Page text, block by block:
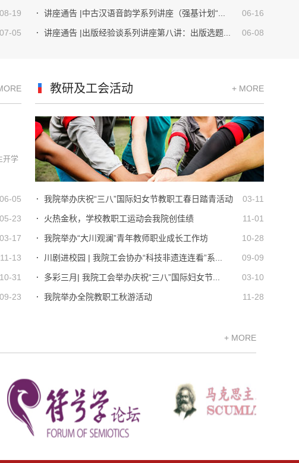
08-19
07-05
06-16
讲座通告 |中古汉语音韵学系列讲座（强基计划“...
06-08
讲座通告 |出版经验谈系列讲座第八讲：出版选题...
开学
06-05
05-23
03-17
11-13
10-31
09-23
教研及工会活动 + MORE
03-11
我院举办庆祝“三八”国际妇女节教职工春日踏青活动
11-01
火热金秋，学校教职工运动会我院创佳绩
10-28
我院举办“大川观澜”青年教师职业成长工作坊
09-09
川剧进校园 | 我院工会协办“科技非遗连连看”系...
03-10
多彩三月| 我院工会举办庆祝“三八”国际妇女节...
11-28
我院举办全院教职工秋游活动
+ MORE